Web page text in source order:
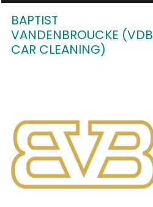
BAPTIST
VANDENBROUCKE (VDB
CAR CLEANING)